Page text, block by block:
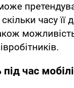
скільки часу
час